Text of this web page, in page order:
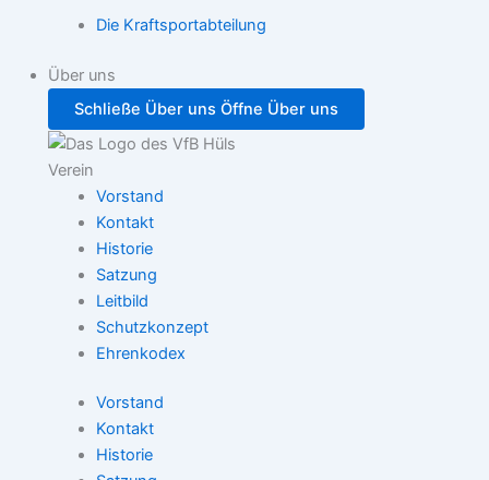
Die Kraftsportabteilung
Über uns
Schließe Über uns Öffne Über uns
Verein
Vorstand
Kontakt
Historie
Satzung
Leitbild
Schutzkonzept
Ehrenkodex
Vorstand
Kontakt
Historie